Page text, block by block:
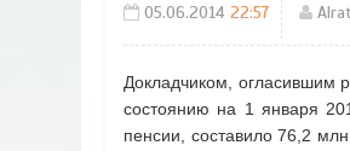
05.06.2014 22:57
Докладчиком, огласившим
состоянию на 1 января
пенсии, составило 76,2